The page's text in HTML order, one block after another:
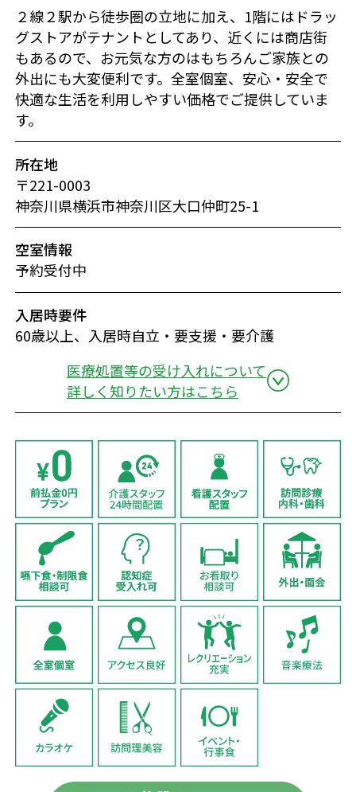
２線２駅から徒歩圏の立地に加え、1階にはドラッ
グストアがテナントとしてあり、近くには商店街
もあるので、お元気な方のはもちろんご家族との
外出にも大変便利です。全室個室、安心・安全で
快適な生活を利用しやすい価格でご提供していま
す。
所在地
〒221-0003
神奈川県横浜市神奈川区大口仲町25-1
空室情報
予約受付中
入居時要件
60歳以上、入居時自立・要支援・要介護
医療処置等の受け入れについて
詳しく知りたい方はこちら